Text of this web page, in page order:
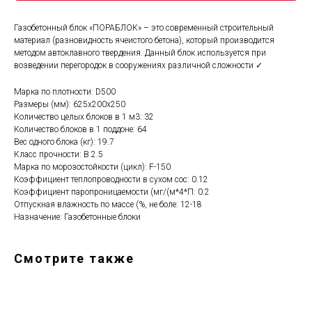
Газобетонный блок «ПОРАБЛОК» – это современный строительный
материал (разновидность ячеистого бетона), который производится
методом автоклавного твердения. Данный блок используется при
возведении перегородок в сооружениях различной сложности ✓
Марка по плотности: D500
Размеры (мм): 625x200x250
Количество целых блоков в 1 м3: 32
Количество блоков в 1 поддоне: 64
Вес одного блока (кг): 19.7
Класс прочности: B 2.5
Марка по морозостойкости (цикл): F-150
Коэффициент теплопроводности в сухом сос: 0.12
Коэффициент паропроницаемости (мг/(м*4*П: 0.2
Отпускная влажность по массе (%, не боле: 12-18
Назначение: Газобетонные блоки
Смотрите также